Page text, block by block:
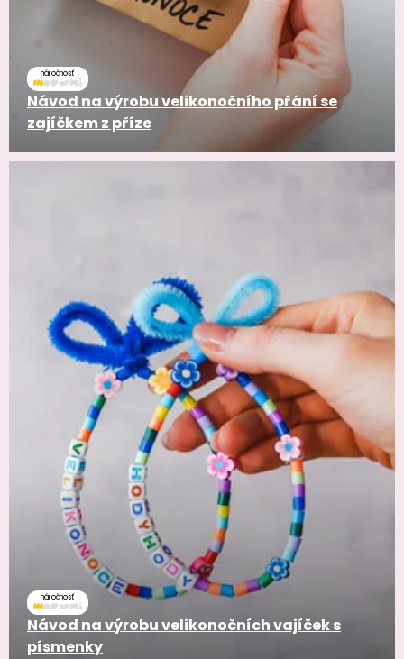
náročnosť
Návod na výrobu velikonočního přání se
zajíčkem z příze
náročnosť
Návod na výrobu velikonočních vajíček s
písmenky